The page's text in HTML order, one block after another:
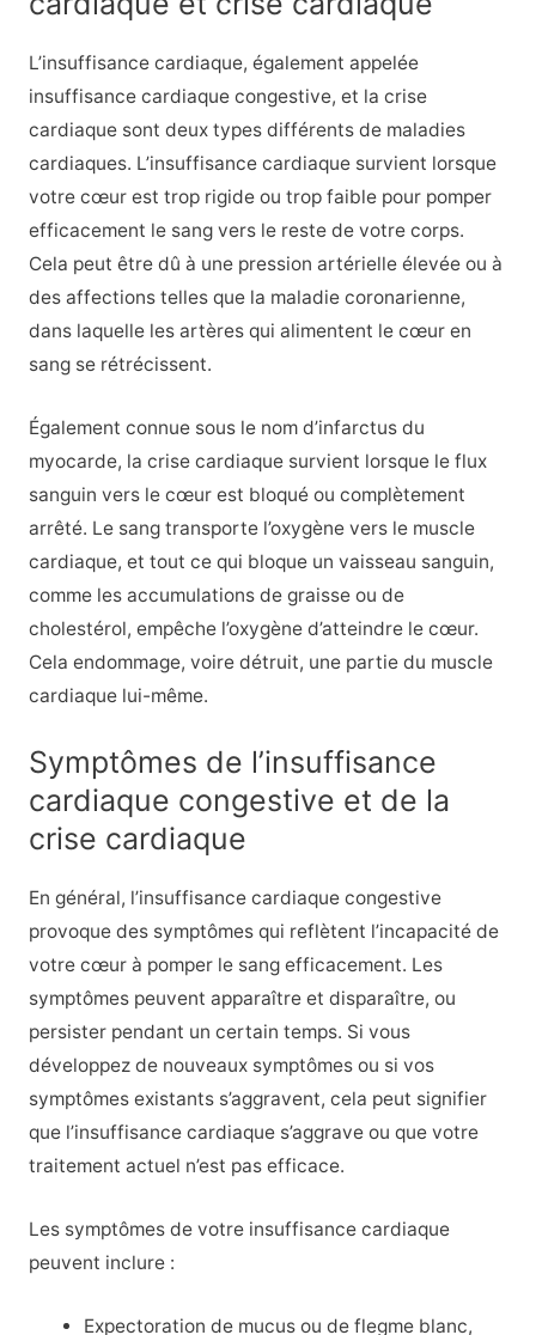
L’insuffisance cardiaque, également appelée
insuffisance cardiaque congestive, et la crise
cardiaque sont deux types différents de maladies
cardiaques. L’insuffisance cardiaque survient lorsque
votre cœur est trop rigide ou trop faible pour pomper
efficacement le sang vers le reste de votre corps.
Cela peut être dû à une pression artérielle élevée ou à
des affections telles que la maladie coronarienne,
dans laquelle les artères qui alimentent le cœur en
sang se rétrécissent.
Également connue sous le nom d’infarctus du
myocarde, la crise cardiaque survient lorsque le flux
sanguin vers le cœur est bloqué ou complètement
arrêté. Le sang transporte l’oxygène vers le muscle
cardiaque, et tout ce qui bloque un vaisseau sanguin,
comme les accumulations de graisse ou de
cholestérol, empêche l’oxygène d’atteindre le cœur.
Cela endommage, voire détruit, une partie du muscle
cardiaque lui-même.
Symptômes de l’insuffisance
cardiaque congestive et de la
crise cardiaque
En général, l’insuffisance cardiaque congestive
provoque des symptômes qui reflètent l’incapacité de
votre cœur à pomper le sang efficacement. Les
symptômes peuvent apparaître et disparaître, ou
persister pendant un certain temps. Si vous
développez de nouveaux symptômes ou si vos
symptômes existants s’aggravent, cela peut signifier
que l’insuffisance cardiaque s’aggrave ou que votre
traitement actuel n’est pas efficace.
Les symptômes de votre insuffisance cardiaque
peuvent inclure :
Expectoration de mucus ou de flegme blanc,